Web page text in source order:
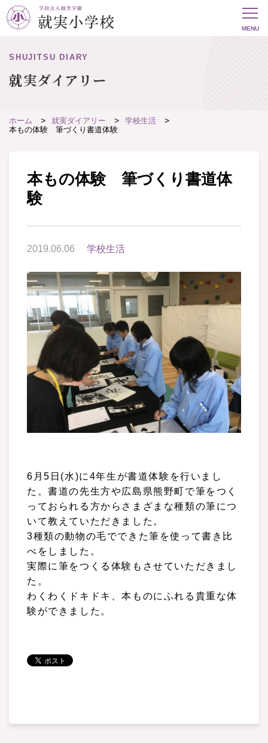
SHUJITSU DIARY
就実ダイアリー
ホーム 就実ダイアリー
学校生活
本もの体験 筆づくり書道体験
本もの体験 筆づくり書道体
験
2019.06.06 学校生活
6月5日(水)に4年生が書道体験を行いまし
た。書道の先生方や広島県熊野町で筆をつく
っておられる方からさまざまな種類の筆につ
いて教えていただきました。
3種類の動物の毛でできた筆を使って書き比
べをしました。
実際に筆をつくる体験もさせていただきまし
た。
わくわくドキドキ、本ものにふれる貴重な体
験ができました。